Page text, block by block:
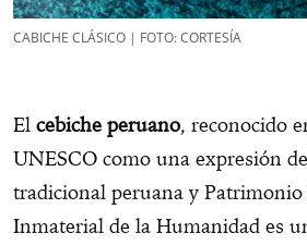
CABICHE CLÁSICO | FOTO: CORTESÍA
El cebiche peruano, reconocido
UNESCO como una expresión
tradicional peruana y
Inmaterial de la Humanidad es